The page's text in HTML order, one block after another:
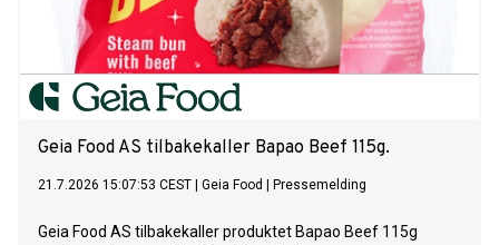
Geia Food AS tilbakekaller Bapao Beef 115g.
21.7.2026 15:07:53 CEST Geia Food Pressemelding
Geia Food AS tilbakekaller produktet Bapao Beef 115g